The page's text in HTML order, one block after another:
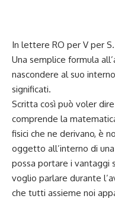
In lettere RO per V per S.
Una semplice formula
nascondere al suo
significati.
Scritta così può voler
comprende la
fisici che ne derivano, è
oggetto all’interno di
possa portare i vantaggi
voglio parlare durante
che tutti assieme noi